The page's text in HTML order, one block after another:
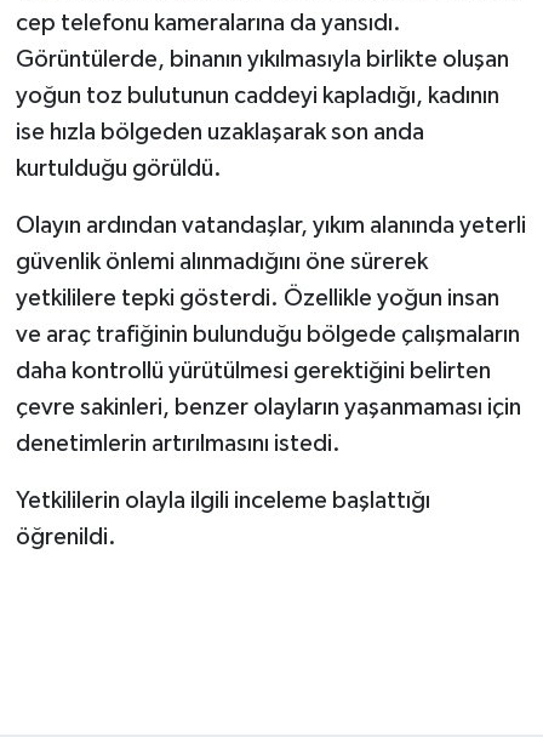
cep telefonu kameralarına da yansıdı.
Görüntülerde, binanın yıkılmasıyla birlikte oluşan
yoğun toz bulutunun caddeyi kapladığı, kadının
ise hızla bölgeden uzaklaşarak son anda
kurtulduğu görüldü.
Olayın ardından vatandaşlar, yıkım alanında yeterli
güvenlik önlemi alınmadığını öne sürerek
yetkililere tepki gösterdi. Özellikle yoğun insan
ve araç trafiğinin bulunduğu bölgede çalışmaların
daha kontrollü yürütülmesi gerektiğini belirten
çevre sakinleri, benzer olayların yaşanmaması için
denetimlerin artırılmasını istedi.
Yetkililerin olayla ilgili inceleme başlattığı
öğrenildi.